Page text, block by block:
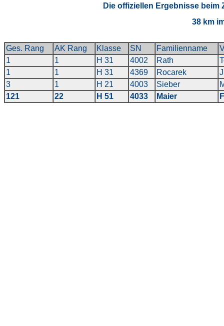
Die offiziellen Ergebnisse
38 km
Ges. Rang AK Rang Klasse SN Familienname
1
1 H 31 4002 Rath
1
1 H 31 4369 Rocarek
3
1 H 21 4003 Sieber
121
22 H 51 4033 Maier